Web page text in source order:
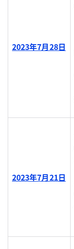
2023年7月28日
2023年7月21日